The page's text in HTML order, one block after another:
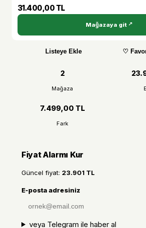
31.400,00 TL
Mağazaya git
Listeye Ekle ♡
2
Mağaza
7.499,00 TL
Fark
Fiyat Alarmı Kur
Güncel fiyat: 23.901 TL
E-posta adresiniz
veya Telegram ile haber al